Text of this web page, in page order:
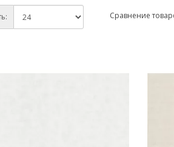
Сравнение